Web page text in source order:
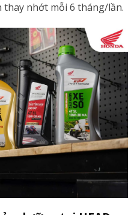
thay nhớt mỗi 6 tháng/lần.